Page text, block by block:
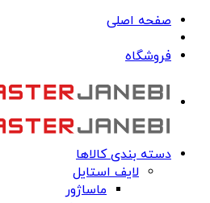
صفحه اصلی
فروشگاه
دسته بندی کالاها
لایف استایل
ماساژور